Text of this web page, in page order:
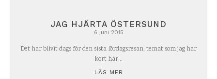
JAG HJÄRTA ÖSTERSUND
6 juni 2015
Det har blivit dags för den sista lördagsresan, temat som jag har
kört här...
LÄS MER